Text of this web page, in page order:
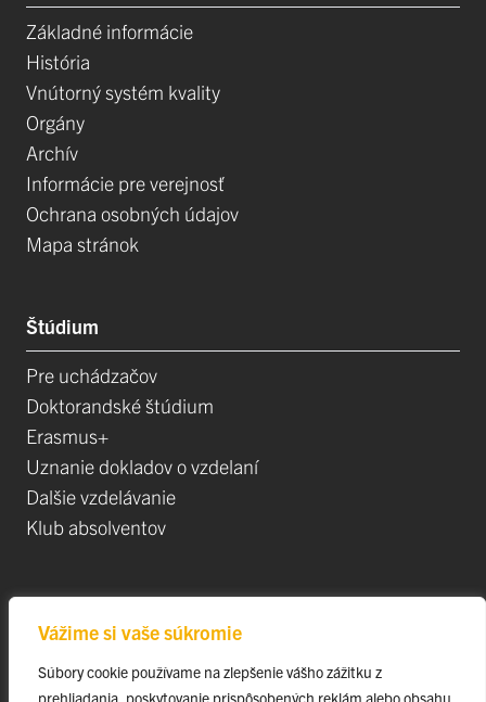
Vážime si vaše súkromie
Súbory cookie používame na zlepšenie vášho zážitku z
prehliadania, poskytovanie prispôsobených reklám alebo obsahu
Základné informácie
História
Vnútorný systém kvality
Orgány
Archív
Informácie pre verejnosť
Ochrana osobných údajov
Mapa stránok
Štúdium
Pre uchádzačov
Doktorandské štúdium
Erasmus+
Uznanie dokladov o vzdelaní
Dalšie vzdelávanie
Klub absolventov
Projekty